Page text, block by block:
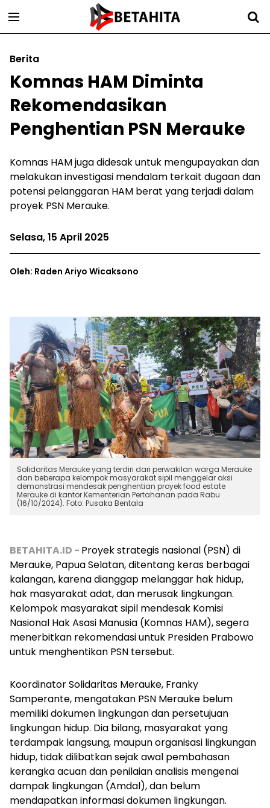
Berita
Komnas HAM Diminta
Rekomendasikan
Penghentian PSN Merauke
Komnas HAM juga didesak untuk mengupayakan dan
melakukan investigasi mendalam terkait dugaan dan
potensi pelanggaran HAM berat yang terjadi dalam
proyek PSN Merauke.
Selasa, 15 April 2025
Oleh: Raden Ariyo Wicaksono
Solidaritas Merauke yang terdiri dari perwakilan warga Merauke
dan beberapa kelompok masyarakat sipil menggelar aksi
demonstrasi mendesak penghentian proyek food estate
Merauke di kantor Kementerian Pertahanan pada Rabu
(16/10/2024). Foto: Pusaka Bentala
BETAHITA.ID - Proyek strategis nasional (PSN) di
Merauke, Papua Selatan, ditentang keras berbagai
kalangan, karena dianggap melanggar hak hidup,
hak masyarakat adat, dan merusak lingkungan.
Kelompok masyarakat sipil mendesak Komisi
Nasional Hak Asasi Manusia (Komnas HAM), segera
menerbitkan rekomendasi untuk Presiden Prabowo
untuk menghentikan PSN tersebut.
Koordinator Solidaritas Merauke, Franky
Samperante, mengatakan PSN Merauke belum
memiliki dokumen lingkungan dan persetujuan
lingkungan hidup. Dia bilang, masyarakat yang
terdampak langsung, maupun organisasi lingkungan
hidup, tidak dilibatkan sejak awal pembahasan
kerangka acuan dan penilaian analisis mengenai
dampak lingkungan (Amdal), dan belum
mendapatkan informasi dokumen lingkungan.